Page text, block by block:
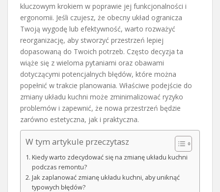
kluczowym krokiem w poprawie jej funkcjonalności i
ergonomii. Jeśli czujesz, że obecny układ ogranicza
Twoją wygodę lub efektywność, warto rozważyć
reorganizację, aby stworzyć przestrzeń lepiej
dopasowaną do Twoich potrzeb. Często decyzja ta
wiąże się z wieloma pytaniami oraz obawami
dotyczącymi potencjalnych błędów, które można
popełnić w trakcie planowania. Właściwe podejście do
zmiany układu kuchni może zminimalizować ryzyko
problemów i zapewnić, że nowa przestrzeń będzie
zarówno estetyczna, jak i praktyczna.
W tym artykule przeczytasz
Kiedy warto zdecydować się na zmianę układu kuchni
podczas remontu?
Jak zaplanować zmianę układu kuchni, aby uniknąć
typowych błędów?